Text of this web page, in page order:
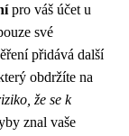
pro váš účet u
své
přidává další
obdržíte na
že se k
znal vaše